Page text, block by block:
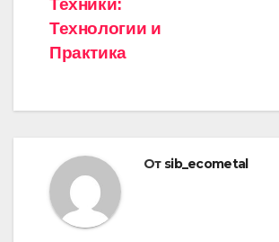
Техники:
Технологии и
Практика
От sib_ecometal